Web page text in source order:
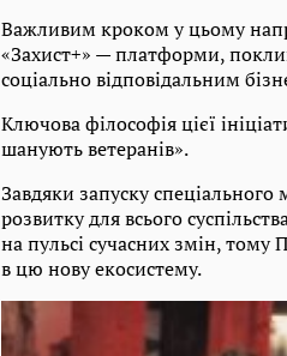
Важливим кроком у цьому
«Захист+» — платформи,
соціально відповідальним
Ключова філософія цієї
шанують ветеранів».
Завдяки запуску
розвитку для всього
на пульсі сучасних змін, тому
в цю нову екосистему.